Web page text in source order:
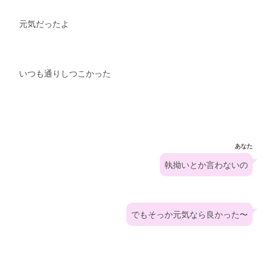
元気だったよ
いつも通りしつこかった
あなた
執拗いとか言わないの
でもそっか元気なら良かった〜